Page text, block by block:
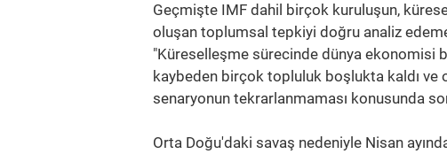
Geçmişte IMF dahil birçok kuruluşun,
oluşan toplumsal tepkiyi doğru analiz
"Küreselleşme sürecinde dünya ekonomisi
kaybeden birçok topluluk boşlukta kaldı ve
senaryonun tekrarlanmaması konusunda
Orta Doğu'daki savaş nedeniyle Nisan